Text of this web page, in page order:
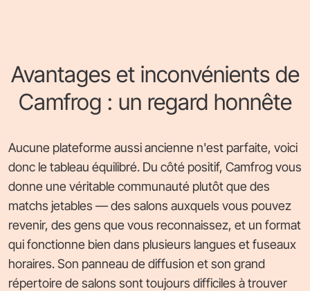
Avantages et inconvénients de
Camfrog : un regard honnête
Aucune plateforme aussi ancienne n'est parfaite, voici
donc le tableau équilibré. Du côté positif, Camfrog vous
donne une véritable communauté plutôt que des
matchs jetables — des salons auxquels vous pouvez
revenir, des gens que vous reconnaissez, et un format
qui fonctionne bien dans plusieurs langues et fuseaux
horaires. Son panneau de diffusion et son grand
répertoire de salons sont toujours difficiles à trouver